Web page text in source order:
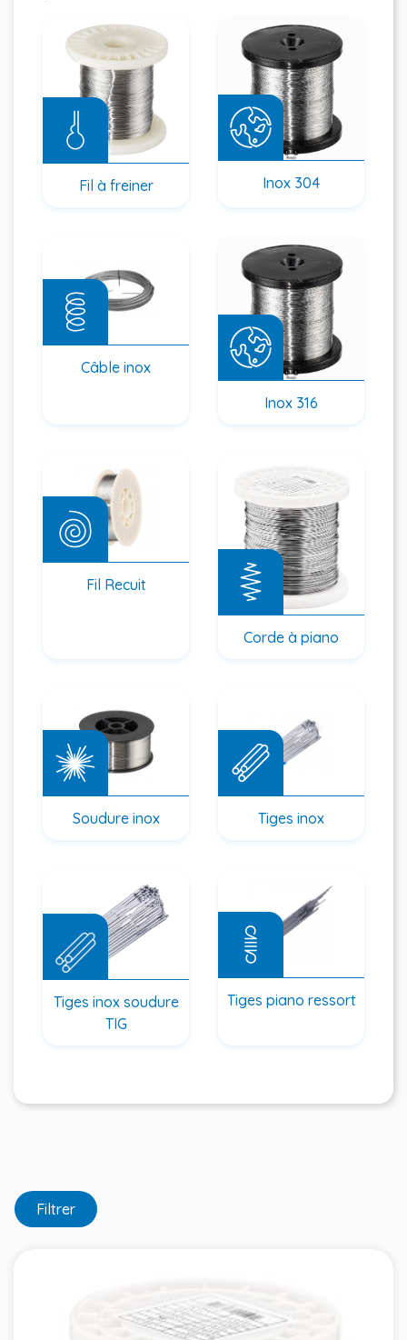
Fil à freiner Inox 304
Câble inox
Inox 316
Fil Recuit
Corde à piano
Soudure inox Tiges inox
Tiges inox soudure
TIG
Tiges piano ressort
Filtrer